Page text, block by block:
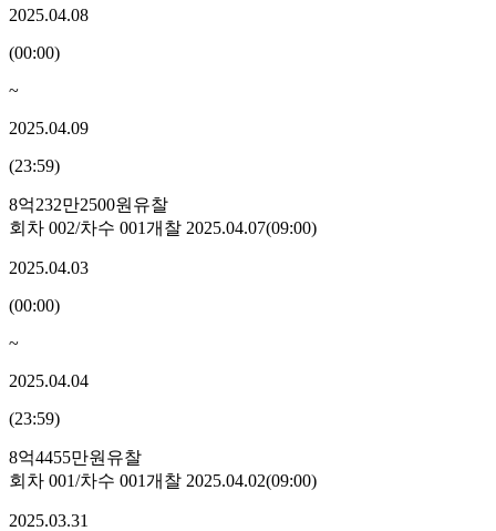
2025.04.08
(00:00)
~
2025.04.09
(23:59)
8억232만2500원 유찰
회차 002/차수 001개찰 2025.04.07(09:00)
2025.04.03
(00:00)
~
2025.04.04
(23:59)
8억4455만원 유찰
회차 001/차수 001개찰 2025.04.02(09:00)
2025.03.31